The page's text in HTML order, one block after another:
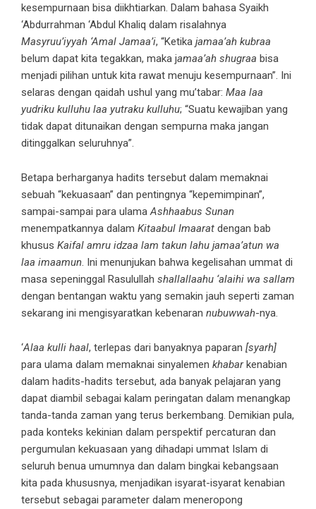
kesempurnaan bisa diikhtiarkan. Dalam bahasa Syaikh
‘Abdurrahman ‘Abdul Khaliq dalam risalahnya
Masyruu’iyyah ‘Amal Jamaa’i, “Ketika jamaa’ah kubraa
belum dapat kita tegakkan, maka jamaa’ah shugraa bisa
menjadi pilihan untuk kita rawat menuju kesempurnaan”. Ini
selaras dengan qaidah ushul yang mu’tabar: Maa laa
yudriku kulluhu laa yutraku kulluhu; “Suatu kewajiban yang
tidak dapat ditunaikan dengan sempurna maka jangan
ditinggalkan seluruhnya”.
Betapa berharganya hadits tersebut dalam memaknai
sebuah “kekuasaan” dan pentingnya “kepemimpinan”,
sampai-sampai para ulama Ashhaabus Sunan
menempatkannya dalam Kitaabul Imaarat dengan bab
khusus Kaifal amru idzaa lam takun lahu jamaa’atun wa
laa imaamun . Ini menunjukan bahwa kegelisahan ummat di
masa sepeninggal Rasulullah shallallaahu ‘alaihi wa sallam
dengan bentangan waktu yang semakin jauh seperti zaman
sekarang ini mengisyaratkan kebenaran nubuwwah-nya.
‘Alaa kulli haal, terlepas dari banyaknya paparan [syarh]
para ulama dalam memaknai sinyalemen khabarkenabian
dalam hadits-hadits tersebut, ada banyak pelajaran yang
dapat diambil sebagai kalam peringatan dalam menangkap
tanda-tanda zaman yang terus berkembang. Demikian pula,
pada konteks kekinian dalam perspektif percaturan dan
pergumulan kekuasaan yang dihadapi ummat Islam di
seluruh benua umumnya dan dalam bingkai kebangsaan
kita pada khususnya, menjadikan isyarat-isyarat kenabian
tersebut sebagai parameter dalam meneropong